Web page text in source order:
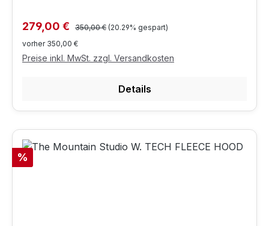
Verkaufspreis:
279,00 € Regulärer Preis:
350,00 € (20.29% gespart)
vorher 350,00 €
Preise inkl. MwSt. zzgl. Versandkosten
Details
Rabatt
%